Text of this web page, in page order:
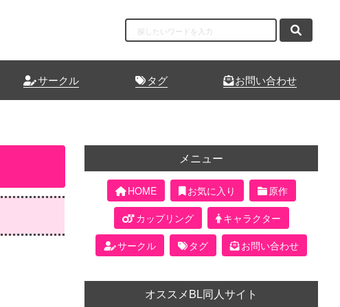
サークル タグ お問い合わせ
メニュー
HOME お気に入り
原作
カップリング
キャラクター
サークル
タグ お問い合わせ
オススメBL同人サイト